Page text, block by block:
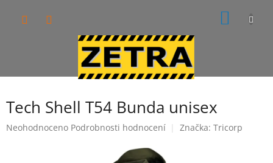
Tech Shell T54 Bunda unisex
Průměrné
Neohodnoceno Podrobnosti hodnocení Značka: Tricorp